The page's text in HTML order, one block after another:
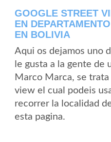
GOOGLE STREET
EN
EN BOLIVIA
Aqui os dejamos uno
le gusta a la gente de
Marco Marca, se
view el cual podeis
recorrer la localidad
esta pagina.